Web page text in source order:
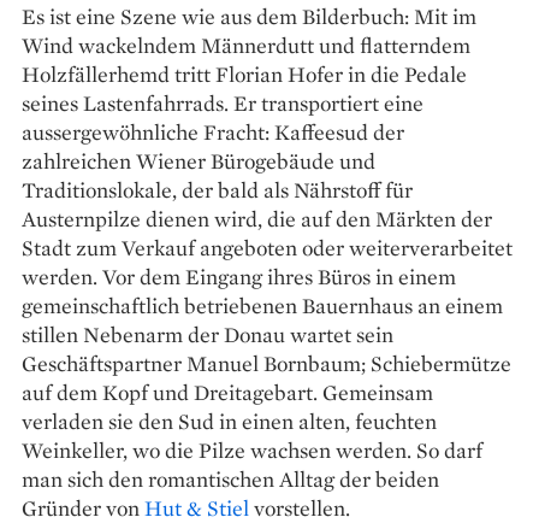
Es ist eine Szene wie aus dem Bilderbuch: Mit im
Wind wackelndem Männerdutt und flatterndem
Holzfällerhemd tritt Florian Hofer in die Pedale
seines Lastenfahrrads. Er transportiert eine
aussergewöhnliche Fracht: Kaffeesud der
zahlreichen Wiener Bürogebäude und
Traditionslokale, der bald als Nährstoff für
Austernpilze dienen wird, die auf den Märkten der
Stadt zum Verkauf angeboten oder weiterverarbeitet
werden. Vor dem Eingang ihres Büros in einem
gemeinschaftlich betriebenen Bauernhaus an einem
stillen Nebenarm der Donau wartet sein
Geschäftspartner Manuel Bornbaum; Schiebermütze
auf dem Kopf und Dreitagebart. Gemeinsam
verladen sie den Sud in einen alten, feuchten
Weinkeller, wo die Pilze wachsen werden. So darf
man sich den romantischen Alltag der beiden
Gründer vonHut & Stielvorstellen.